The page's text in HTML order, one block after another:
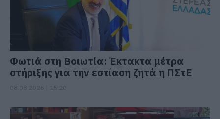
Φωτιά στη Βοιωτία: Έκτακτα μέτρα
στήριξης για την εστίαση ζητά η ΠΣτΕ